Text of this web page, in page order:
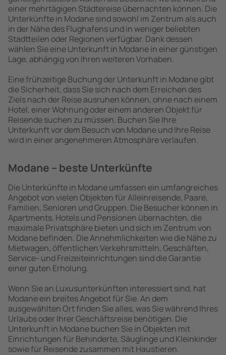
einer mehrtägigen Städtereise übernachten können. Die
Unterkünfte in Modane sind sowohl im Zentrum als auch
in der Nähe des Flughafens und in weniger beliebten
Stadtteilen oder Regionen verfügbar. Dank dessen
wählen Sie eine Unterkunft in Modane in einer günstigen
Lage, abhängig von Ihren weiteren Vorhaben.
Eine frühzeitige Buchung der Unterkunft in Modane gibt
die Sicherheit, dass Sie sich nach dem Erreichen des
Ziels nach der Reise ausruhen können, ohne nach einem
Hotel, einer Wohnung oder einem anderen Objekt für
Reisende suchen zu müssen. Buchen Sie Ihre
Unterkunft vor dem Besuch von Modane und Ihre Reise
wird in einer angenehmeren Atmosphäre verlaufen.
Modane – beste Unterkünfte
Die Unterkünfte in Modane umfassen ein umfangreiches
Angebot von vielen Objekten für Alleinreisende, Paare,
Familien, Senioren und Gruppen. Die Besucher können in
Apartments, Hotels und Pensionen übernachten, die
maximale Privatsphäre bieten und sich im Zentrum von
Modane befinden. Die Annehmlichkeiten wie die Nähe zu
Mietwagen, öffentlichen Verkehrsmitteln, Geschäften,
Service- und Freizeiteinrichtungen sind die Garantie
einer guten Erholung.
Wenn Sie an Luxusunterkünften interessiert sind, hat
Modane ein breites Angebot für Sie. An dem
ausgewählten Ort finden Sie alles, was Sie während Ihres
Urlaubs oder Ihrer Geschäftsreise benötigen. Die
Unterkunft in Modane buchen Sie in Objekten mit
Einrichtungen für Behinderte, Säuglinge und Kleinkinder
sowie für Reisende zusammen mit Haustieren.